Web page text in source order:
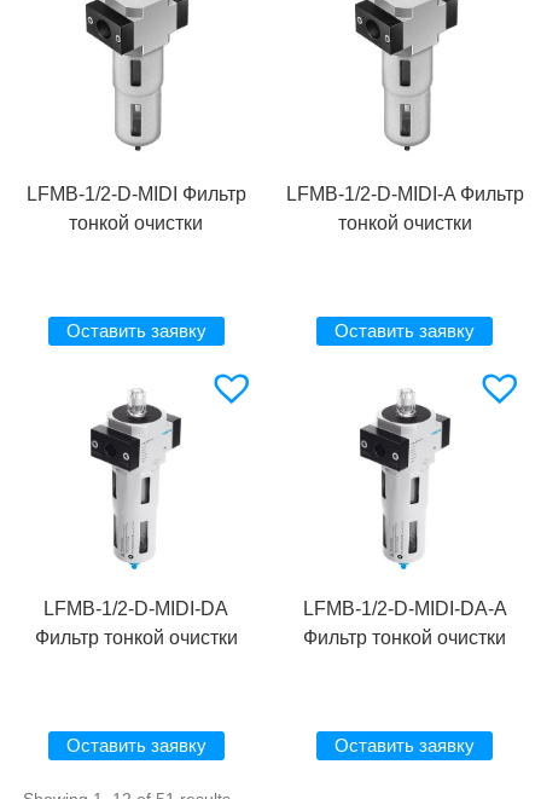
LFMB-1/2-D-MIDI Фильтр
тонкой очистки
Оставить заявку
LFMB-1/2-D-MIDI-A Фильтр
тонкой очистки
Оставить заявку
LFMB-1/2-D-MIDI-DA
Фильтр тонкой очистки
Оставить заявку
LFMB-1/2-D-MIDI-DA-A
Фильтр тонкой очистки
Оставить заявку